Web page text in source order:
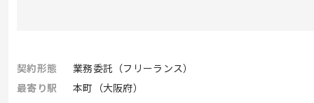
契約形態
業務委託（フリーランス）
最寄り駅
本町（大阪府）